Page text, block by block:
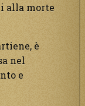
alla morte
è
nel
e